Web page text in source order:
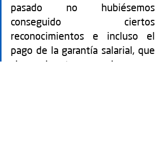
pasado no hubiésemos
conseguido ciertos
reconocimientos e incluso el
pago de la garantía salarial, que
sigue vigente y que buscamos